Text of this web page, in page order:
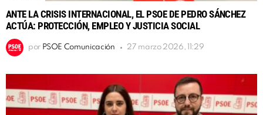
ANTE LA CRISIS INTERNACIONAL, EL PSOE DE PEDRO SÁNCHEZ
ACTÚA: PROTECCIÓN, EMPLEO Y JUSTICIA SOCIAL
por PSOE Comunicación 27 marzo 2026, 11:29